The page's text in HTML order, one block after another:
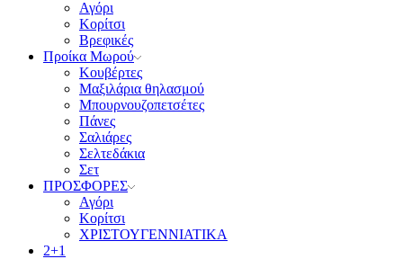
Αγόρι
Κορίτσι
Βρεφικές
Προίκα Μωρού
Κουβέρτες
Μαξιλάρια θηλασμού
Μπουρνουζοπετσέτες
Πάνες
Σαλιάρες
Σελτεδάκια
Σετ
ΠΡΟΣΦΟΡΕΣ
Αγόρι
Κορίτσι
ΧΡΙΣΤΟΥΓΕΝΝΙΑΤΙΚΑ
2+1